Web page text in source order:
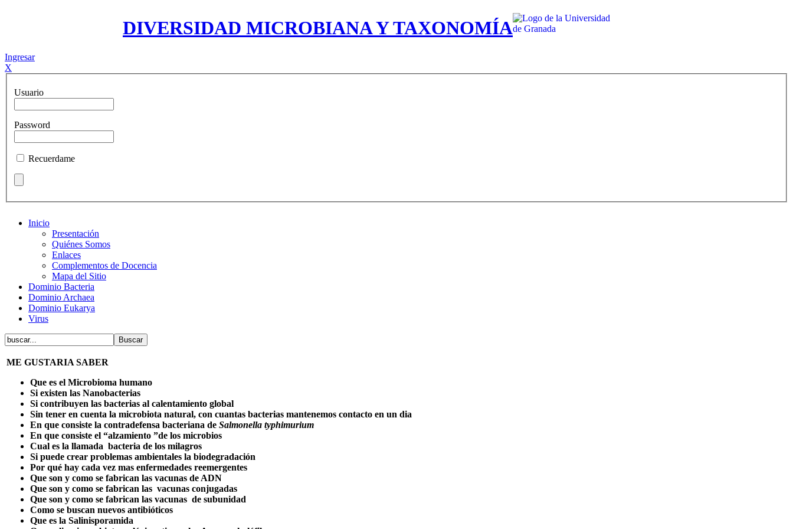
DIVERSIDAD MICROBIANA Y TAXONOMÍA
Ingresar
X
Usuario
Password
Recuerdame
Inicio
Presentación
Quiénes Somos
Enlaces
Complementos de Docencia
Mapa del Sitio
Dominio Bacteria
Dominio Archaea
Dominio Eukarya
Virus
ME GUSTARIA SABER
Que es el Microbioma humano
Si existen las Nanobacterias
Si contribuyen las bacterias al calentamiento global
Sin tener en cuenta la microbiota natural, con cuantas bacterias mantenemos contacto en un dia
En que consiste la contradefensa bacteriana de Salmonella typhimurium
En que consiste el “alzamiento ”de los microbios
Cual es la llamada bacteria de los milagros
Si puede crear problemas ambientales la biodegradación
Por qué hay cada vez mas enfermedades reemergentes
Que son y como se fabrican las vacunas de ADN
Que son y como se fabrican las vacunas conjugadas
Que son y como se fabrican las vacunas de subunidad
Como se buscan nuevos antibióticos
Que es la Salinisporamida